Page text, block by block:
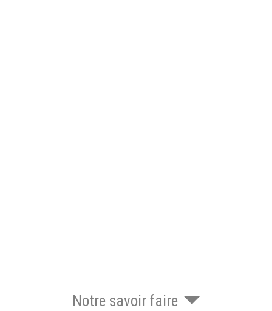
Notre savoir faire